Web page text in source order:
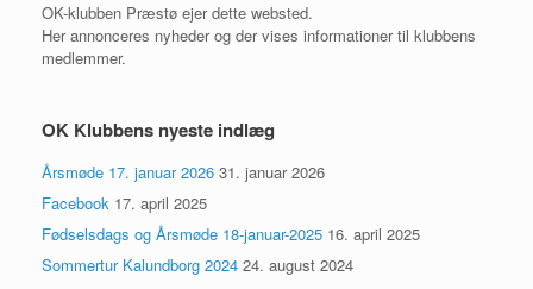
OK-klubben Præstø ejer dette websted.
Her annonceres nyheder og der vises informationer til klubbens
medlemmer.
OK Klubbens nyeste indlæg
Årsmøde 17. januar 2026 31. januar 2026
Facebook 17. april 2025
Fødselsdags og Årsmøde 18-januar-2025 16. april 2025
Sommertur Kalundborg 2024 24. august 2024